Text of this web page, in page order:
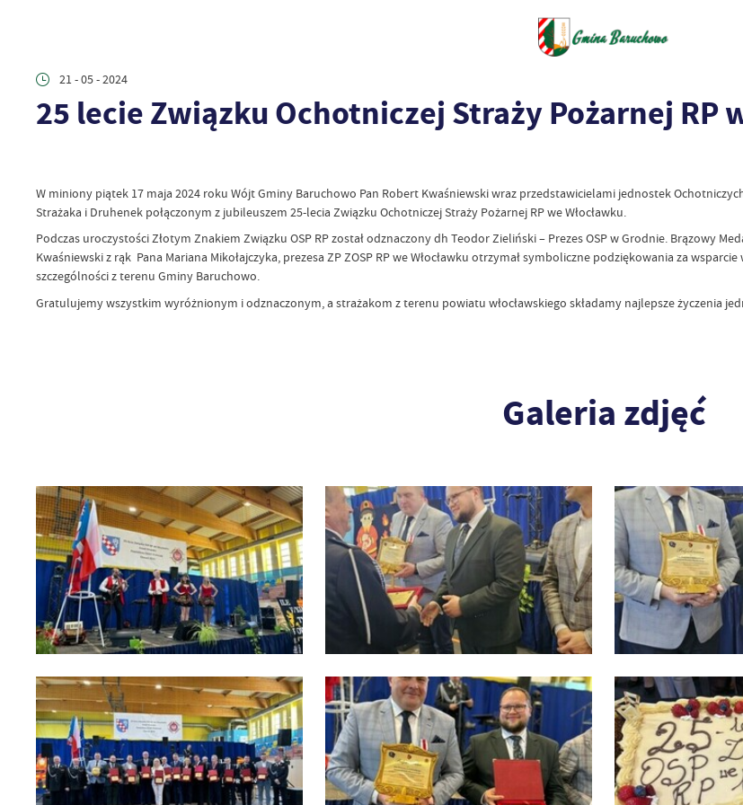
21 - 05 - 2024
25 lecie Związku Ochotniczej Straży Pożarnej RP
W miniony piątek 17 maja 2024 roku Wójt Gminy Baruchowo Pan Robert Kwaśniewski wraz przedstawicielami jednostek
Strażaka i Druhenek połączonym z jubileuszem 25-lecia Związku Ochotniczej Straży Pożarnej RP we Włocławku.
Podczas uroczystości Złotym Znakiem Związku OSP RP został odznaczony dh Teodor Zieliński – Prezes OSP w Grodnie. Brązowy
Kwaśniewski z rąk Pana Mariana Mikołajczyka, prezesa ZP ZOSP RP we Włocławku otrzymał symboliczne podziękowania za
szczególności z terenu Gminy Baruchowo.
Gratulujemy wszystkim wyróżnionym i odznaczonym, a strażakom z terenu powiatu włocławskiego składamy najlepsze życzenia
Galeria zdjęć